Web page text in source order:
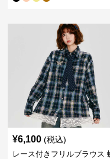
¥6,100 (税込)
レース付きフリルブラウス